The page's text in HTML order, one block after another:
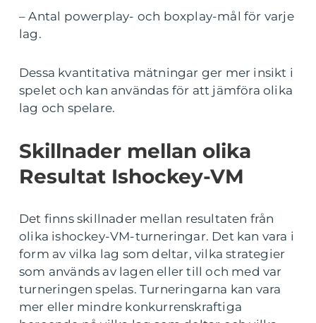
– Antal powerplay- och boxplay-mål för varje
lag.
Dessa kvantitativa mätningar ger mer insikt i
spelet och kan användas för att jämföra olika
lag och spelare.
Skillnader mellan olika
Resultat Ishockey-VM
Det finns skillnader mellan resultaten från
olika ishockey-VM-turneringar. Det kan vara i
form av vilka lag som deltar, vilka strategier
som används av lagen eller till och med var
turneringen spelas. Turneringarna kan vara
mer eller mindre konkurrenskraftiga